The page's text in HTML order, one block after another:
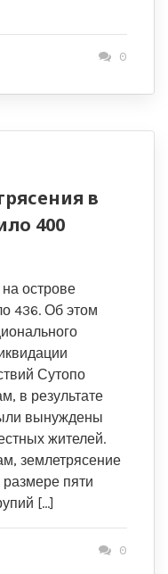
0
в
400
острове
436. Об этом
Сутопо
в результате
вынуждены
жителей.
землетрясение
пяти
[…]
0